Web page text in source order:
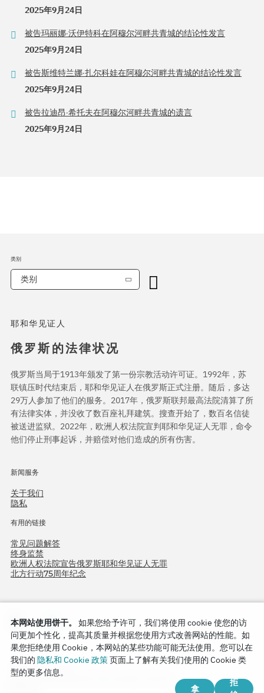
2025年9月24日
被告玛丽娜·沃伊特科在阿穆尔河畔共青城的结论性发言
2025年9月24日
被告斯维特兰娜·扎尔科娃在阿穆尔河畔共青城的结论性发言
2025年9月24日
被告拉迪昂·希托夫在阿穆尔河畔共青城的遗言
2025年9月24日
耶和华见证人
俄罗斯的法律状况
俄罗斯当局于1913年颁发了第一份宗教活动许可证。1992年，苏
联镇压时代结束后，耶和华见证人在俄罗斯正式注册。随后，多达
29万人参加了他们的服务。2017年，俄罗斯联邦最高法院清算了所
有法律实体，并没收了数百座礼拜建筑。搜查开始了，数百名信徒
被送进监狱。2022年，欧洲人权法院宣判耶和华见证人无罪，命令
他们停止刑事起诉，并赔偿对他们造成的所有伤害。
新闻服务
关于我们
隐私
有用的链接
常见问题解答
终身监禁
欧洲人权法院宣告俄罗斯耶和华见证人无罪
北方行动75周年纪念
类别
类别
Copyright © 2026
Watch Tower Bible and Tract Society of Korea.
本网站使用饼干。
如果您给予许可，我们将使用 cookie 使您的访
问更加个性化，提高其质量并根据您使用方式改善网站的性能。如
果您拒绝使用 Cookie，本网站的某些功能可能无法使用。您可以在
我们的 隐私和 Cookie 政策页面上了解有关我们使用的 Cookie 类
型的更多信息。
拿
拒